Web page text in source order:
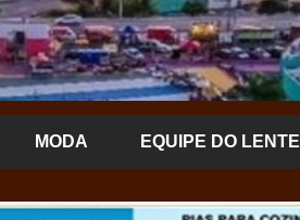
MODA EQUIPE DO LENTE